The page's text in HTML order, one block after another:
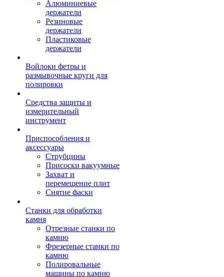
Алюминиевые
держатели
Резиновые
держатели
Пластиковые
держатели
Войлоки фетры и
размывочные круги для
полировки
Средства защиты и
измерительный
инструмент
Приспособления и
аксессуары
Струбцины
Присоски вакуумные
Захват и
перемещение плит
Снятие фаски
Станки для обработки
камня
Отрезные станки по
камню
Фрезерные станки по
камню
Полировальные
машины по камню